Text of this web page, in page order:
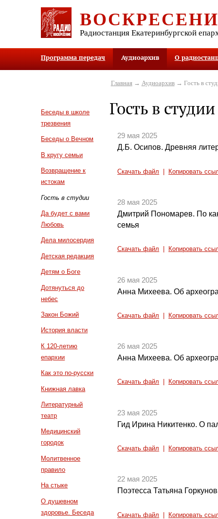
Радиостанция Екатеринбургской
Программа передач Аудиоархив О
Беседы в школе
трезвения
Беседы о Вечном
В кругу семьи
Возвращение к
истокам
Гость в студии
Да будет с вами
Любовь
Дела милосердия
Детская редакция
Детям о Боге
Дотянуться до
небес
Закон Божий
История власти
К 120-летию
епархии
Как это по-русски
Книжная лавка
Литературный
театр
Медицинский
городок
Молитвенное
правило
На стыке
О душевном
здоровье. Беседа
Главная→ Аудиоархив→ Гость в
Гость в студии
29 мая 2025
Д.Б. Осипов. Древняя
Скачать файл Копировать
28 мая 2025
Дмитрий Пономарев. По
семья
Скачать файл Копировать
26 мая 2025
Анна Михеева. Об
Скачать файл Копировать
26 мая 2025
Анна Михеева. Об
Скачать файл Копировать
23 мая 2025
Гид Ирина Никитенко. О
Скачать файл Копировать
22 мая 2025
Поэтесса Татьяна
Скачать файл Копировать